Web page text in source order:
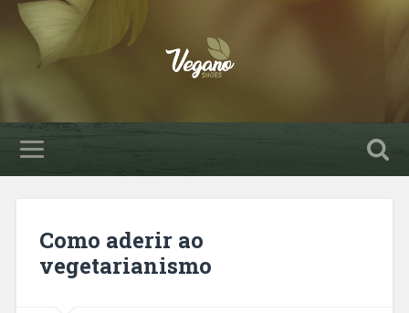
Como aderir ao
vegetarianismo